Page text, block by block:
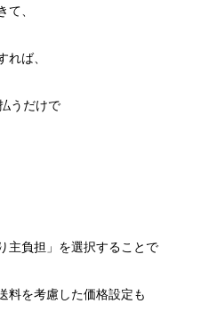
て、
れば、
うだけで
主負担」を選択することで
料を考慮した価格設定も